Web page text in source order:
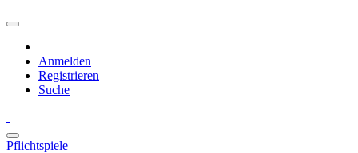
Anmelden
Registrieren
Suche
Pflichtspiele